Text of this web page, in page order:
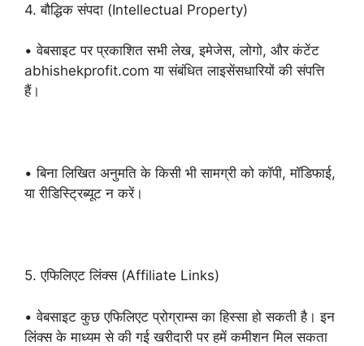
4. बौद्धिक संपदा (Intellectual Property)
• वेबसाइट पर प्रकाशित सभी लेख, इमेजेस, लोगो, और कंटेंट
abhishekprofit.com या संबंधित लाइसेंसधारियों की संपत्ति
हैं।
• बिना लिखित अनुमति के किसी भी सामग्री को कॉपी, मॉडिफाई,
या रीडिस्ट्रिब्यूट न करें।
5. एफिलिएट लिंक्स (Affiliate Links)
• वेबसाइट कुछ एफिलिएट प्रोग्राम्स का हिस्सा हो सकती है। इन
लिंक्स के माध्यम से की गई खरीदारी पर हमें कमीशन मिल सकता